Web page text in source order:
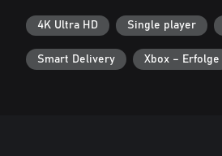
4K Ultra HD Single player
Smart Delivery Xbox – Erfolge